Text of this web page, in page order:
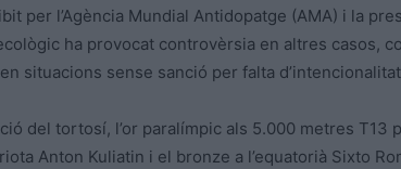
per l’Agència Mundial Antidopatge (AMA) i la
ha provocat controvèrsia en altres casos,
situacions sense sanció per falta
del tortosí, l’or paralímpic als 5.000 metres T13
Anton Kuliatin i el bronze a l’equatorià Sixto